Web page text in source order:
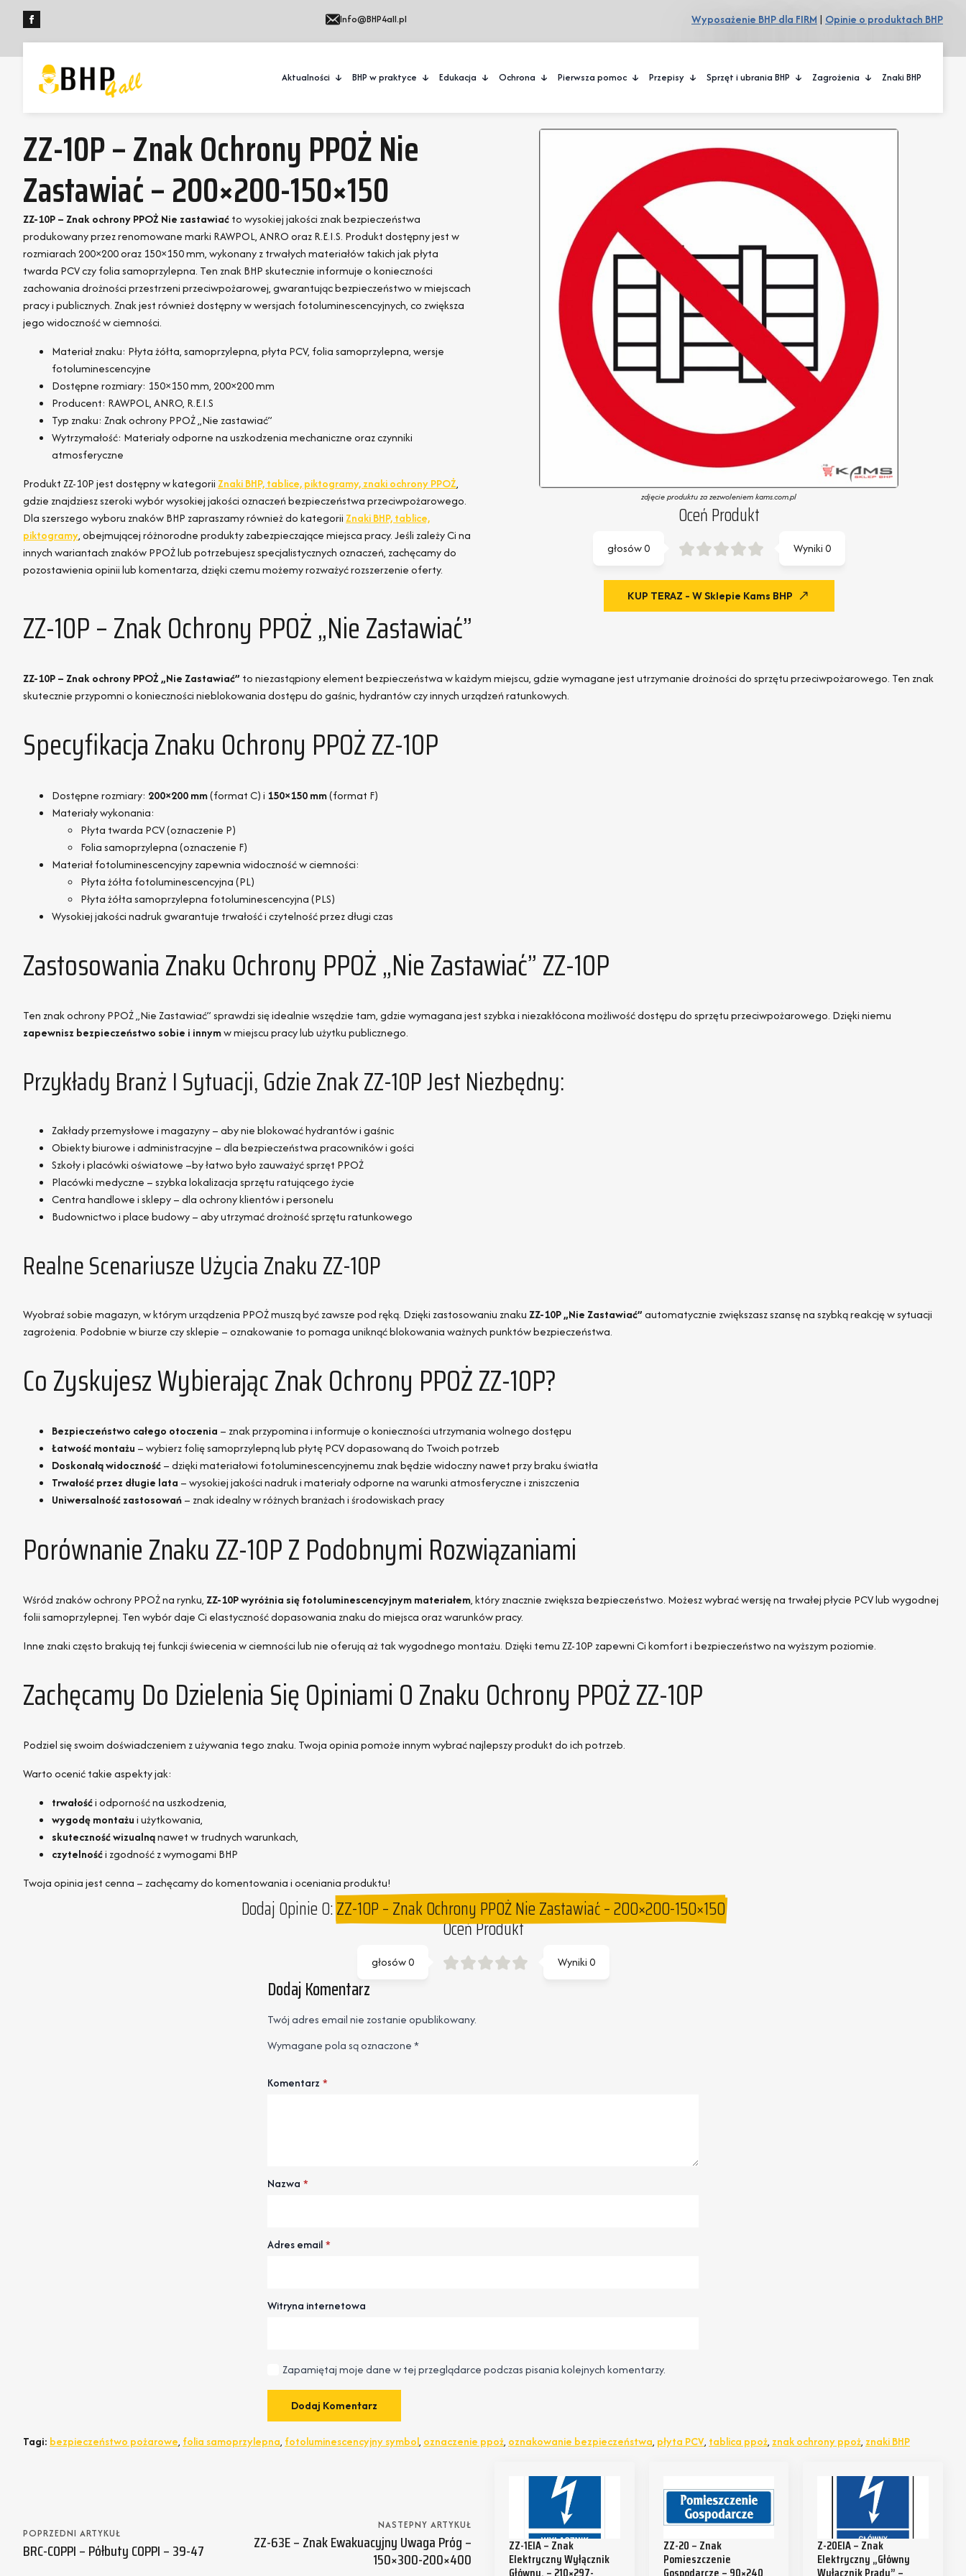
Info@BHP4all.pl Wyposażenie BHP dla FIRM | Opinie o produktach BHP
Aktualności BHP w praktyce Edukacja Ochrona Pierwsza pomoc Przepisy Sprzęt i ubrania BHP Zagrożenia Znaki BHP
ZZ-10P – Znak Ochrony PPOŻ Nie
Zastawiać – 200×200-150×150
ZZ-10P – Znak ochrony PPOŻ Nie zastawiaćto wysokiej jakości znak bezpieczeństwa
produkowany przez renomowane marki RAWPOL, ANRO oraz R.E.I.S. Produkt dostępny jest w
rozmiarach 200×200 oraz 150×150 mm, wykonany z trwałych materiałów takich jak płyta
twarda PCV czy folia samoprzylepna. Ten znak BHP skutecznie informuje o konieczności
zachowania drożności przestrzeni przeciwpożarowej, gwarantując bezpieczeństwo w miejscach
pracy i publicznych. Znak jest również dostępny w wersjach fotoluminescencyjnych, co zwiększa
jego widoczność w ciemności.
Materiał znaku: Płyta żółta, samoprzylepna, płyta PCV, folia samoprzylepna, wersje
fotoluminescencyjne
Dostępne rozmiary: 150×150 mm, 200×200 mm
Producent: RAWPOL, ANRO, R.E.I.S
Typ znaku: Znak ochrony PPOŻ „Nie zastawiać”
Wytrzymałość: Materiały odporne na uszkodzenia mechaniczne oraz czynniki
atmosferyczne
Produkt ZZ-10P jest dostępny w kategoriiZnaki BHP, tablice, piktogramy, znaki ochrony PPOŻ,
gdzie znajdziesz szeroki wybór wysokiej jakości oznaczeń bezpieczeństwa przeciwpożarowego.
Dla szerszego wyboru znaków BHP zapraszamy również do kategoriiZnaki BHP, tablice,
piktogramy, obejmującej różnorodne produkty zabezpieczające miejsca pracy. Jeśli zależy Ci na
innych wariantach znaków PPOŻ lub potrzebujesz specjalistycznych oznaczeń, zachęcamy do
pozostawienia opinii lub komentarza, dzięki czemu możemy rozważyć rozszerzenie oferty.
zdjęcie produktu za zezwoleniem kams.com.pl
Oceń Produkt
Wyniki0
głosów0
KUP TERAZ - W Sklepie Kams BHP
ZZ-10P – Znak Ochrony PPOŻ „Nie Zastawiać”
ZZ-10P – Znak ochrony PPOŻ „Nie Zastawiać” to niezastąpiony element bezpieczeństwa w każdym miejscu, gdzie wymagane jest utrzymanie drożności do sprzętu przeciwpożarowego. Ten znak
skutecznie przypomni o konieczności nieblokowania dostępu do gaśnic, hydrantów czy innych urządzeń ratunkowych.
Specyfikacja Znaku Ochrony PPOŻ ZZ-10P
Dostępne rozmiary: 200×200 mm(format C) i 150×150 mm(format F)
Materiały wykonania:
Płyta twarda PCV (oznaczenie P)
Folia samoprzylepna (oznaczenie F)
Materiał fotoluminescencyjny zapewnia widoczność w ciemności:
Płyta żółta fotoluminescencyjna (PL)
Płyta żółta samoprzylepna fotoluminescencyjna (PLS)
Wysokiej jakości nadruk gwarantuje trwałość i czytelność przez długi czas
Zastosowania Znaku Ochrony PPOŻ „Nie Zastawiać” ZZ-10P
Ten znak ochrony PPOŻ „Nie Zastawiać” sprawdzi się idealnie wszędzie tam, gdzie wymagana jest szybka i niezakłócona możliwość dostępu do sprzętu przeciwpożarowego. Dzięki niemu
zapewnisz bezpieczeństwo sobie i innymw miejscu pracy lub użytku publicznego.
Przykłady Branż I Sytuacji, Gdzie Znak ZZ-10P Jest Niezbędny:
Zakłady przemysłowe i magazyny – aby nie blokować hydrantów i gaśnic
Obiekty biurowe i administracyjne – dla bezpieczeństwa pracowników i gości
Szkoły i placówki oświatowe –by łatwo było zauważyć sprzęt PPOŻ
Placówki medyczne – szybka lokalizacja sprzętu ratującego życie
Centra handlowe i sklepy – dla ochrony klientów i personelu
Budownictwo i place budowy – aby utrzymać drożność sprzętu ratunkowego
Realne Scenariusze Użycia Znaku ZZ-10P
Wyobraź sobie magazyn, w którym urządzenia PPOŻ muszą być zawsze pod ręką. Dzięki zastosowaniu znakuZZ-10P „Nie Zastawiać”automatycznie zwiększasz szansę na szybką reakcję w sytuacji
zagrożenia. Podobnie w biurze czy sklepie – oznakowanie to pomaga uniknąć blokowania ważnych punktów bezpieczeństwa.
Co Zyskujesz Wybierając Znak Ochrony PPOŻ ZZ-10P?
Bezpieczeństwo całego otoczenia – znak przypomina i informuje o konieczności utrzymania wolnego dostępu
Łatwość montażu – wybierz folię samoprzylepną lub płytę PCV dopasowaną do Twoich potrzeb
Doskonałą widoczność– dzięki materiałowi fotoluminescencyjnemu znak będzie widoczny nawet przy braku światła
Trwałość przez długie lata – wysokiej jakości nadruk i materiały odporne na warunki atmosferyczne i zniszczenia
Uniwersalność zastosowań– znak idealny w różnych branżach i środowiskach pracy
Porównanie Znaku ZZ-10P Z Podobnymi Rozwiązaniami
Wśród znaków ochrony PPOŻ na rynku,ZZ-10P wyróżnia się fotoluminescencyjnym materiałem, który znacznie zwiększa bezpieczeństwo. Możesz wybrać wersję na trwałej płycie PCV lub wygodnej
folii samoprzylepnej. Ten wybór daje Ci elastyczność dopasowania znaku do miejsca oraz warunków pracy.
Inne znaki często brakują tej funkcji świecenia w ciemności lub nie oferują aż tak wygodnego montażu. Dzięki temu ZZ-10P zapewni Ci komfort i bezpieczeństwo na wyższym poziomie.
Zachęcamy Do Dzielenia Się Opiniami O Znaku Ochrony PPOŻ ZZ-10P
Podziel się swoim doświadczeniem z używania tego znaku. Twoja opinia pomoże innym wybrać najlepszy produkt do ich potrzeb.
Warto ocenić takie aspekty jak:
trwałośći odporność na uszkodzenia,
wygodę montażui użytkowania,
skuteczność wizualnąnawet w trudnych warunkach,
czytelnośći zgodność z wymogami BHP
Twoja opinia jest cenna – zachęcamy do komentowania i oceniania produktu!
Dodaj Opinie O:ZZ-10P – Znak Ochrony PPOŻ Nie Zastawiać – 200×200-150×150
Oceń Produkt
Wyniki0
głosów0
Dodaj Komentarz
Twój adres email nie zostanie opublikowany.
Wymagane pola są oznaczone*
Komentarz *
Nazwa *
Adres email*
Witryna internetowa
Zapamiętaj moje dane w tej przeglądarce podczas pisania kolejnych komentarzy.
Tagi: bezpieczeństwo pożarowe, folia samoprzylepna, fotoluminescencyjny symbol, oznaczenie ppoż, oznakowanie bezpieczeństwa, płyta PCV, tablica ppoż, znak ochrony ppoż, znaki BHP
POPRZEDNI ARTYKUŁ
BRC-COPPI – Półbuty COPPI – 39-47
NASTEPNY ARTYKUŁ
ZZ-63E – Znak Ewakuacyjny Uwaga Próg –
150×300-200×400
ZZ-1EIA – Znak
Elektryczny Wyłącznik
ZZ-20 – Znak
Pomieszczenie
Z-20EIA – Znak
Elektryczny „Główny